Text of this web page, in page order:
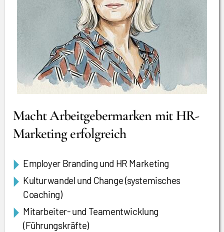
Macht Arbeitgebermarken mit HR-
Marketing erfolgreich
Employer Branding und HR Marketing
Kulturwandel und Change (systemisches
Coaching)
Mitarbeiter- und Teamentwicklung
(Führungskräfte)